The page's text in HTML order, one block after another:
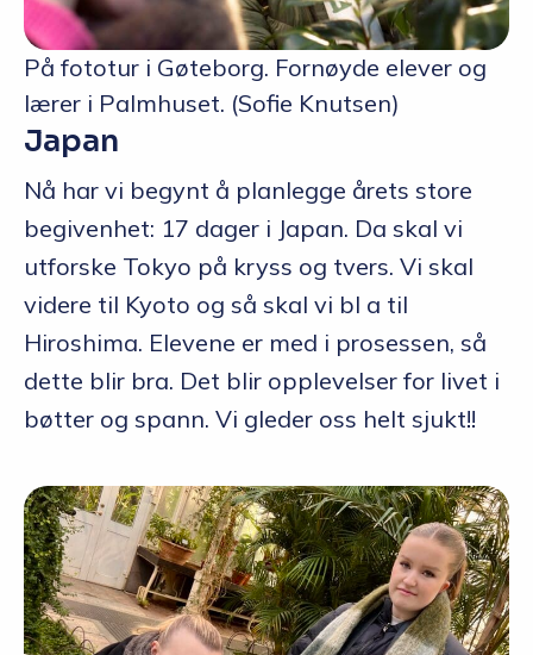
På fototur i Gøteborg. Fornøyde elever og
lærer i Palmhuset. (Sofie Knutsen)
Japan
Nå har vi begynt å planlegge årets store
begivenhet: 17 dager i Japan. Da skal vi
utforske Tokyo på kryss og tvers. Vi skal
videre til Kyoto og så skal vi bl a til
Hiroshima. Elevene er med i prosessen, så
dette blir bra. Det blir opplevelser for livet i
bøtter og spann. Vi gleder oss helt sjukt!!